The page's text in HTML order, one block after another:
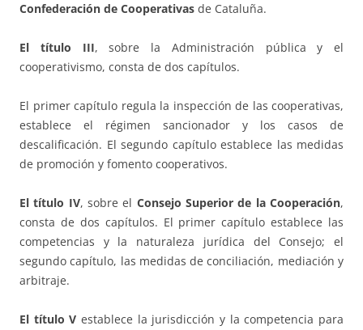
Confederación de Cooperativas de Cataluña.
El título III, sobre la Administración pública y el
cooperativismo, consta de dos capítulos.
El primer capítulo regula la inspección de las cooperativas,
establece el régimen sancionador y los casos de
descalificación. El segundo capítulo establece las medidas
de promoción y fomento cooperativos.
El título IV, sobre el Consejo Superior de la Cooperación,
consta de dos capítulos. El primer capítulo establece las
competencias y la naturaleza jurídica del Consejo; el
segundo capítulo, las medidas de conciliación, mediación y
arbitraje.
El título V establece la jurisdicción y la competencia para